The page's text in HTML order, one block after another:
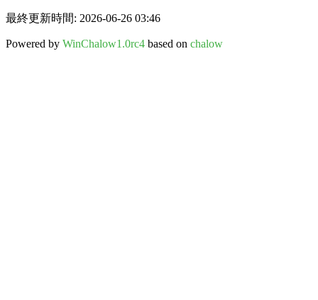
最終更新時間: 2026-06-26 03:46
Powered by WinChalow1.0rc4 based on chalow